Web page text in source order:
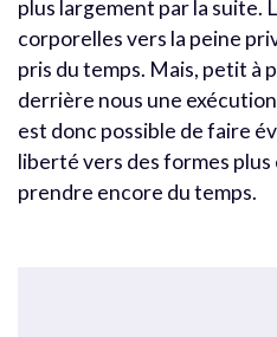
plus largement par la suite.
corporelles vers la peine
pris du temps. Mais, petit à
derrière nous une
est donc possible de faire
liberté vers des formes plus
prendre encore du temps.